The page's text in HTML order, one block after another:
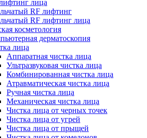
лица
RF лифтинг
RF лифтинг лица
косметология
дерматоскопия
лица
Аппаратная чистка лица
Ультразвуковая чистка лица
Комбинированная чистка лица
Атравматическая чистка лица
Ручная чистка лица
Механическая чистка лица
Чистка лица от черных точек
Чистка лица от угрей
Чистка лица от прыщей